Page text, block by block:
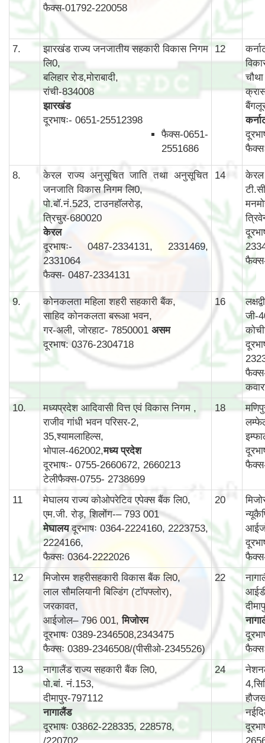
फैक्स-01792-220058
7.
झारखंड राज्य जनजातीय सहकारी विकास निगम
लि0,
बलिहार रोड,मोराबादी,
रांची-834008
झारखंड
दूरभाषः- 0651-25512398
फैक्स-0651-
2551686
12
8.
केरल राज्य अनुसूचित जाति तथा अनुसूचित
जनजाति विकास निगम लि0,
पो.बॉ.नं.523, टाउनहॉलरोड़,
त्रिचुर-680020
केरल
दूरभाषः- 0487-2334131, 2331469,
2331064
फैक्स- 0487-2334131
14
केरल
9.
कोनकलता महिला शहरी सहकारी बैंक,
साहिद कोनकलता बरूआ भवन,
गर-अली, जोरहाट- 7850001 असम
दूरभाष: 0376-2304718
16
जी-
10.
मध्यप्रदेश आदिवासी वित्त एवं विकास निगम ,
राजीव गांधी भवन परिसर-2,
35,श्यामलाहिल्स,
भोपाल-462002,मध्य प्रदेश
दूरभाषः- 0755-2660672, 2660213
टेलीफैक्स-0755- 2738699
18
11
मेघालय राज्य कोओपरेटिव एपेक्स बैंक लि0,
एम.जी. रोड़, शिलोंग-– 793 001
मेघालयदूरभाषः 0364-2224160, 2223753,
2224166,
फैक्सः 0364-2222026
20
12
मिजोरम शहरीसहकारी विकास बैंक लि0,
लाल सौमलियानी बिल्डिंग (टॉपफ्लोर),
जरकावत,
आईजोल– 796 001,मिजोरम
दूरभाषः 0389-2346508,2343475
फैक्सः 0389-2346508/(पीसीओ-2345526)
22
13
नागालैंड राज्य सहकारी बैंक लि0,
पो.बां. नं.153,
दीमापुर-797112
नागालैंड
दूरभाषः 03862-228335, 228578,
/220702
24